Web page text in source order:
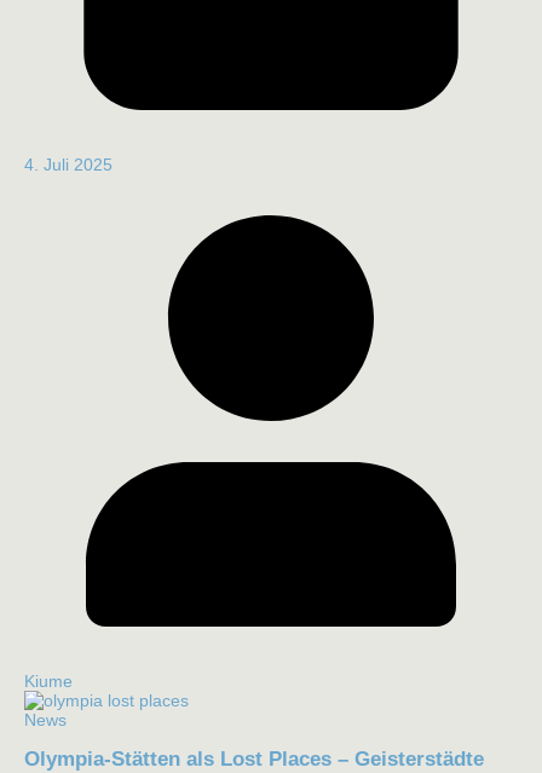
4. Juli 2025
Kiume
News
Olympia-Stätten als Lost Places – Geisterstädte